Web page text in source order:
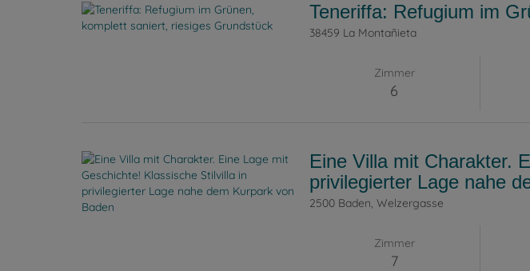
Teneriffa: Refugium im
38459 La Montañieta
Zimmer
6
Eine Villa mit Charakter.
privilegierter Lage nahe
2500 Baden, Welzergasse
Zimmer
7